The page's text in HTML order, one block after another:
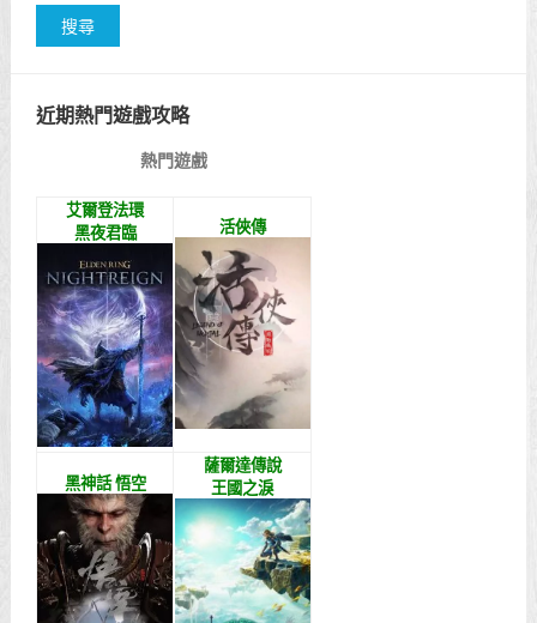
近期熱門遊戲攻略
熱門遊戲
艾爾登法環
黑夜君臨
活俠傳
黑神話 悟空
薩爾達傳說
王國之淚